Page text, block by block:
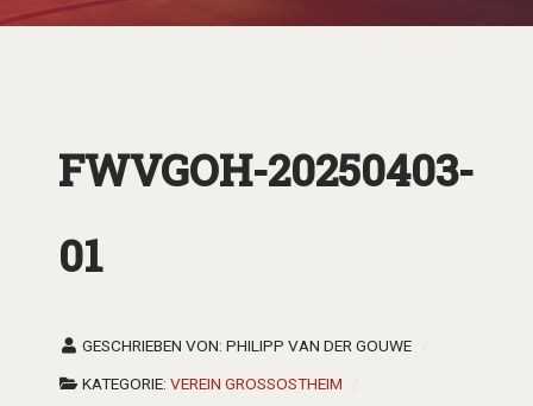
FWVGOH-20250403-
01
GESCHRIEBEN VON: PHILIPP VAN DER GOUWE
KATEGORIE: VEREIN GROSSOSTHEIM